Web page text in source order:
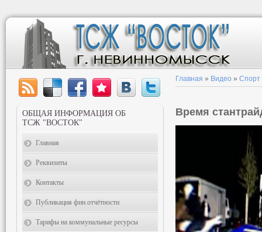
Главная » Видео » Спорт
Время
ОБЩАЯ ИНФОРМАЦИЯ ОБ
ТСЖ "ВОСТОК"
Главная
Реквизиты
Контакты
Публикация фин.отчётности
Тарифы на коммунальные ресурсы